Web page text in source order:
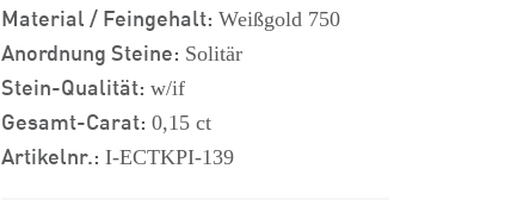
Material / Feingehalt: Weißgold 750
Anordnung Steine: Solitär
Stein-Qualität: w/if
Gesamt-Carat: 0,15 ct
Artikelnr.: I-ECTKPI-139